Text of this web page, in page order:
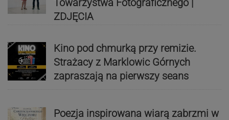
ZDJĘCIA
Kino pod chmurką przy remizie.
Strażacy z Marklowic Górnych
zapraszają na pierwszy seans
Poezja inspirowana wiarą zabrzmi w